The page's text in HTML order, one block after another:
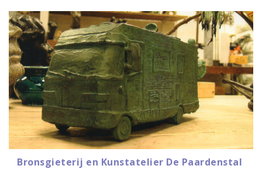
Bronsgieterij en Kunstatelier De Paardenstal